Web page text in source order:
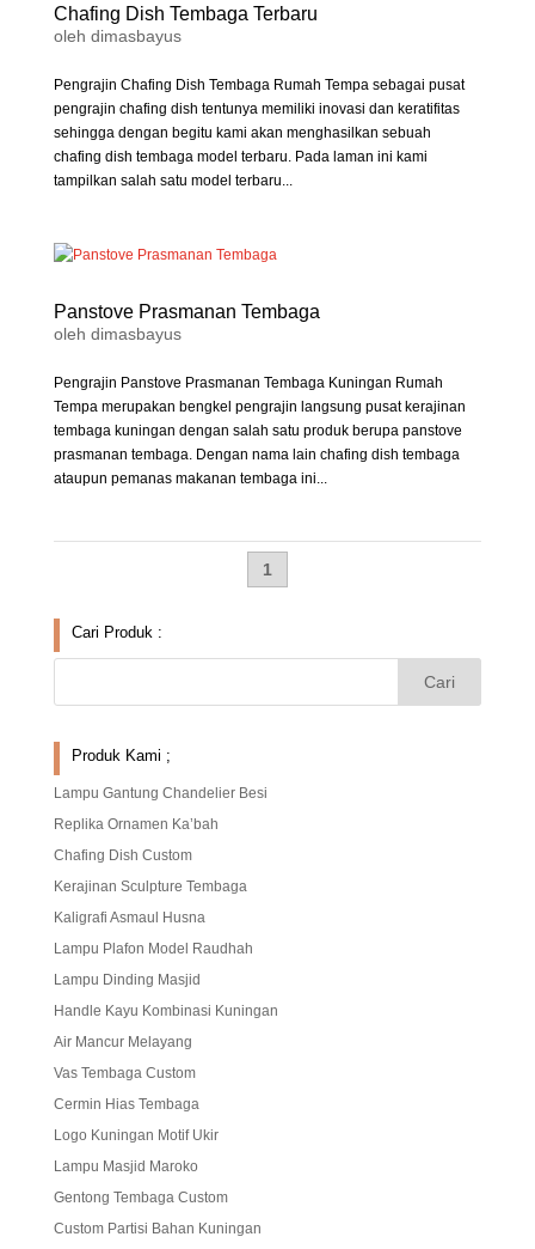
Chafing Dish Tembaga Terbaru
oleh dimasbayus
Pengrajin Chafing Dish Tembaga Rumah Tempa sebagai pusat
pengrajin chafing dish tentunya memiliki inovasi dan keratifitas
sehingga dengan begitu kami akan menghasilkan sebuah
chafing dish tembaga model terbaru. Pada laman ini kami
tampilkan salah satu model terbaru...
Panstove Prasmanan Tembaga
oleh dimasbayus
Pengrajin Panstove Prasmanan Tembaga Kuningan Rumah
Tempa merupakan bengkel pengrajin langsung pusat kerajinan
tembaga kuningan dengan salah satu produk berupa panstove
prasmanan tembaga. Dengan nama lain chafing dish tembaga
ataupun pemanas makanan tembaga ini...
1
Cari Produk :
Produk Kami ;
Lampu Gantung Chandelier Besi
Replika Ornamen Ka’bah
Chafing Dish Custom
Kerajinan Sculpture Tembaga
Kaligrafi Asmaul Husna
Lampu Plafon Model Raudhah
Lampu Dinding Masjid
Handle Kayu Kombinasi Kuningan
Air Mancur Melayang
Vas Tembaga Custom
Cermin Hias Tembaga
Logo Kuningan Motif Ukir
Lampu Masjid Maroko
Gentong Tembaga Custom
Custom Partisi Bahan Kuningan